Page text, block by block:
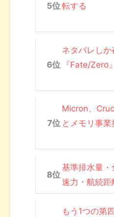
転する
ネタバレし
『Fate/Zero
Micron、
とメモリ事業
基準排水量・
速力・航続
もう1つの第